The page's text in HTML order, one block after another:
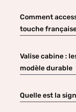
Comment
touche
Valise cabine :
modèle durable
Quelle est la